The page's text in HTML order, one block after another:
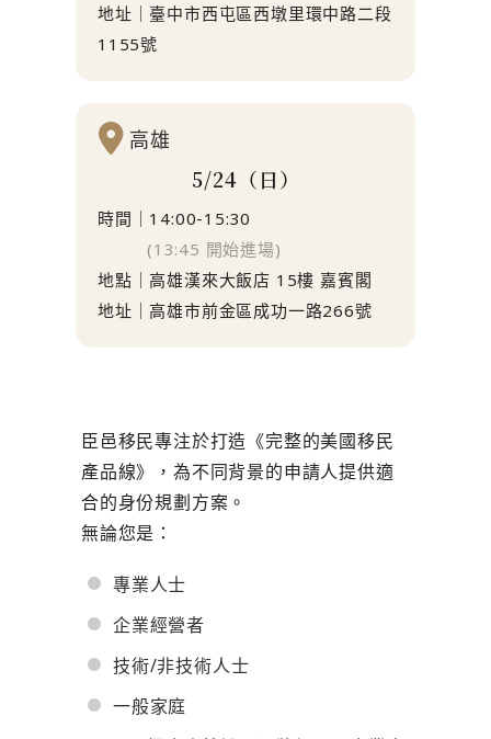
地址｜臺中市西屯區西墩里環中路二段
1155號
高雄
5/24（日）
時間｜14:00-15:30
(13:45 開始進場)
地點｜高雄漢來大飯店 15樓 嘉賓閣
地址｜高雄市前金區成功一路266號
臣邑移民專注於打造《完整的美國移民
產品線》，為不同背景的申請人提供適
合的身份規劃方案。
無論您是：
專業人士
企業經營者
技術/非技術人士
一般家庭